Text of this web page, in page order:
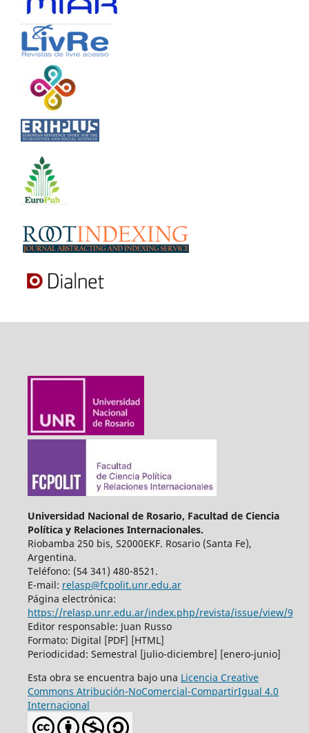
Universidad Nacional de Rosario, Facultad de Ciencia
Política y Relaciones Internacionales.
Riobamba 250 bis, S2000EKF. Rosario (Santa Fe),
Argentina.
Teléfono: (54 341) 480-8521.
E-mail: relasp@fcpolit.unr.edu.ar
Página electrónica:
https://relasp.unr.edu.ar/index.php/revista/issue/view/9
Editor responsable: Juan Russo
Formato: Digital [PDF] [HTML]
Periodicidad: Semestral [julio-diciembre] [enero-junio]
Esta obra se encuentra bajo una Licencia Creative
Commons Atribución-NoComercial-CompartirIgual 4.0
Internacional